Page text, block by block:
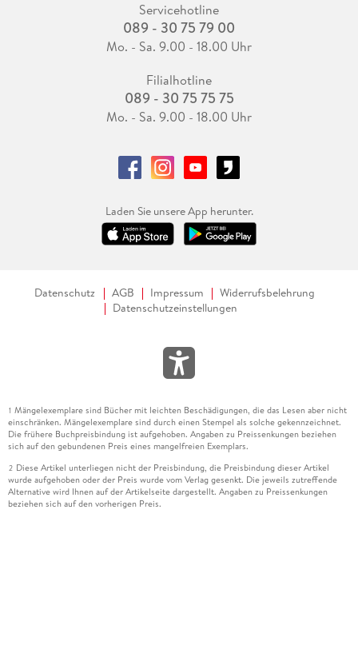
Servicehotline
089 - 30 75 79 00
Mo. - Sa. 9.00 - 18.00 Uhr
Filialhotline
089 - 30 75 75 75
Mo. - Sa. 9.00 - 18.00 Uhr
Laden Sie unsere App herunter.
Datenschutz AGB Impressum
Widerrufsbelehrung
Datenschutzeinstellungen
1 Mängelexemplare sind Bücher mit leichten Beschädigungen, die das Lesen aber nicht
einschränken. Mängelexemplare sind durch einen Stempel als solche gekennzeichnet.
Die frühere Buchpreisbindung ist aufgehoben. Angaben zu Preissenkungen beziehen
sich auf den gebundenen Preis eines mangelfreien Exemplars.
2 Diese Artikel unterliegen nicht der Preisbindung, die Preisbindung dieser Artikel
wurde aufgehoben oder der Preis wurde vom Verlag gesenkt. Die jeweils zutreffende
Alternative wird Ihnen auf der Artikelseite dargestellt. Angaben zu Preissenkungen
beziehen sich auf den vorherigen Preis.